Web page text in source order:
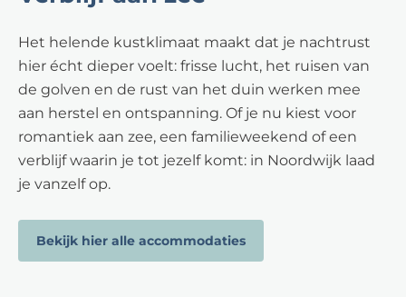
Het helende kustklimaat maakt dat je nachtrust
hier écht dieper voelt: frisse lucht, het ruisen van
de golven en de rust van het duin werken mee
aan herstel en ontspanning. Of je nu kiest voor
romantiek aan zee, een familieweekend of een
verblijf waarin je tot jezelf komt: in Noordwijk laad
je vanzelf op.
Bekijk hier alle accommodaties